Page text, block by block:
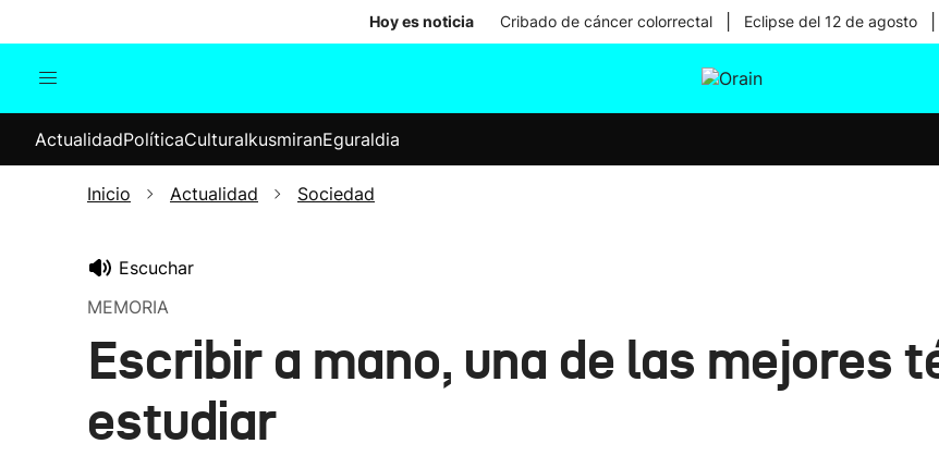
Hoy es noticia Cribado de cáncer colorrectal Eclipse del 12 de agosto
Internacional
Elecciones
ActualidadPolíticaCulturaIkusmiranEguraldia
Inicio Actualidad Sociedad
Escuchar
MEMORIA
Escribir a mano, una de las mejores
estudiar